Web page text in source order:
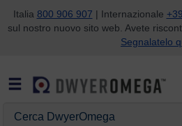
Salta alla ricerca
Salta al contenuto principale
Salta alla navigazione
Italia 800 906 907 | Internazionale
sul nostro nuovo sito web. Avete
Segnalatelo
DwyerOmega